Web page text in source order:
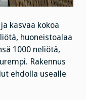
kasvaa kokoa
huoneistoalaa
1000 neliötä,
Rakennus
ehdolla usealle